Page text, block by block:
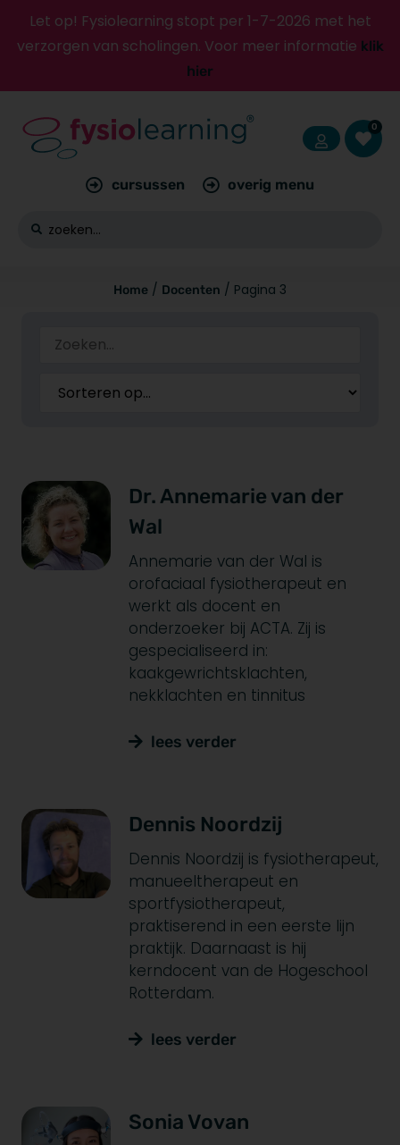
Let op! Fysiolearning stopt per 1-7-2026 met het
verzorgen van scholingen. Voor meer informatie klik
hier
0
cursussen overig menu
Home / Docenten / Pagina 3
Dr. Annemarie van der
Wal
Annemarie van der Wal is
orofaciaal fysiotherapeut en
werkt als docent en
onderzoeker bij ACTA. Zij is
gespecialiseerd in:
kaakgewrichtsklachten,
nekklachten en tinnitus
lees verder
Dennis Noordzij
Dennis Noordzij is fysiotherapeut,
manueeltherapeut en
sportfysiotherapeut,
praktiserend in een eerste lijn
praktijk. Daarnaast is hij
kerndocent van de Hogeschool
Rotterdam.
lees verder
Sonia Vovan